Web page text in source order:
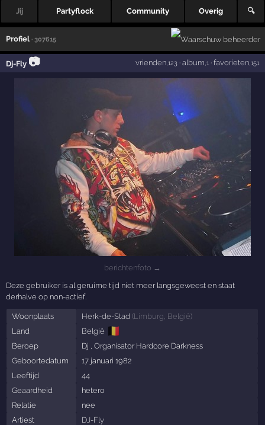
Jij Partyflock Community Overig 🔍
Profiel · 307615
Dj-Fly 📷 vrienden,123· album ,1· favorieten,151
berichtenfoto →
Deze gebruiker is al geruime tijd niet meer langsgeweest en staat
derhalve op non-actief.
Woonplaats Herk-de-Stad (Limburg België)
Land
België 🇧🇪
Beroep
Dj , Organisator Hardcore Darkness
Geboortedatum
17 januari 1982
Leeftijd
44
Geaardheid
hetero
Relatie
nee
Artiest
DJ-Fly